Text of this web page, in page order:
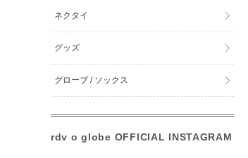
ネクタイ
グッズ
グローブ / ソックス
rdv o globe OFFICIAL INSTAGRAM